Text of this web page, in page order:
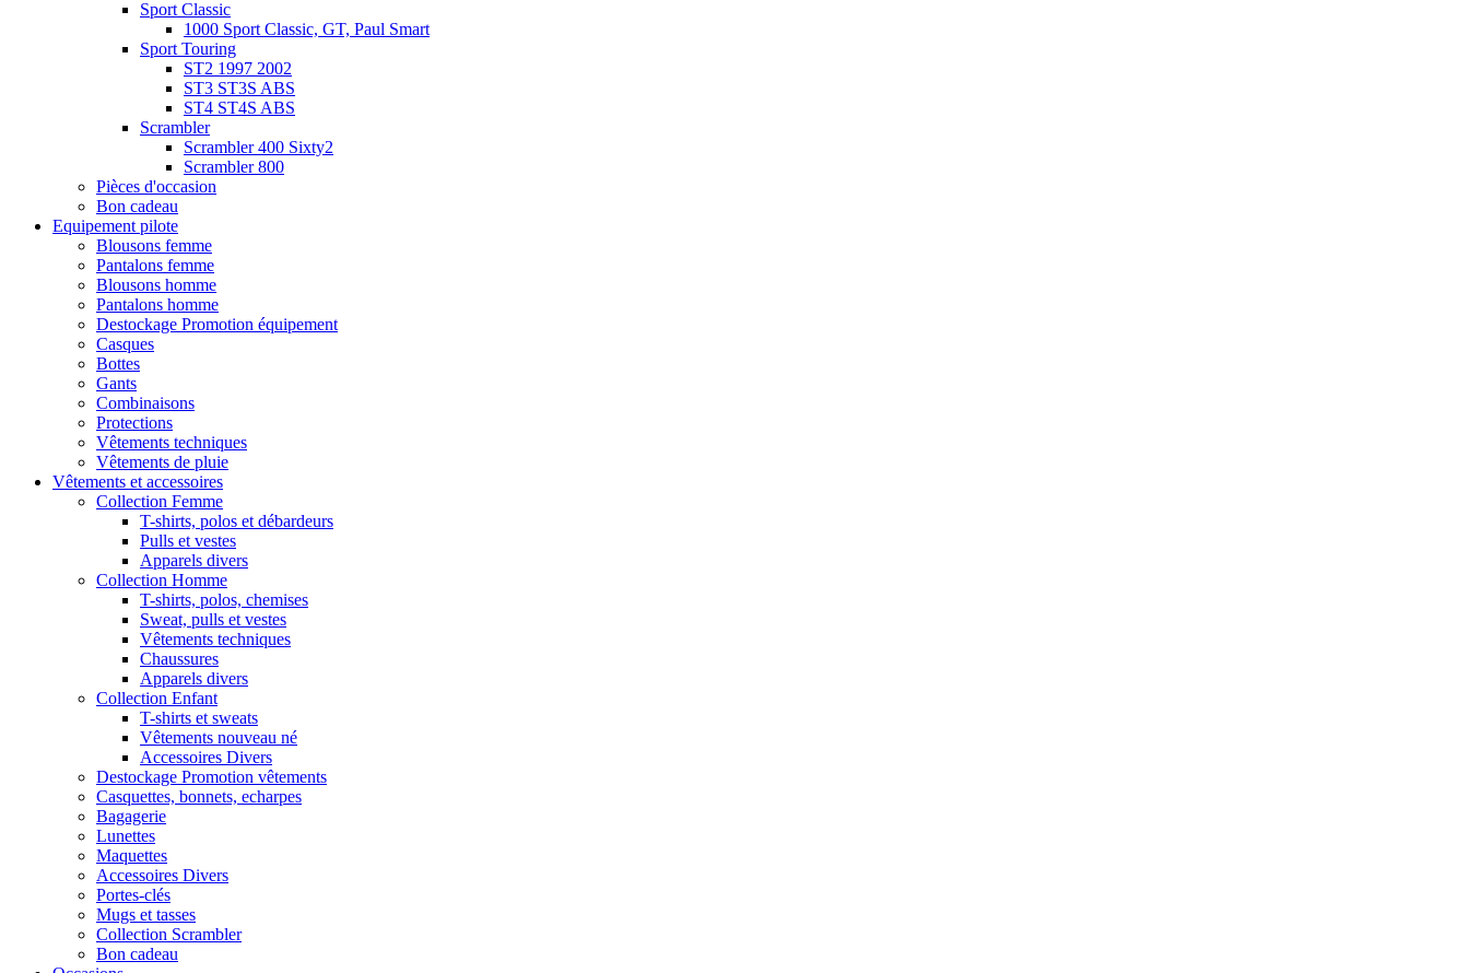
Sport Classic
1000 Sport Classic, GT, Paul Smart
Sport Touring
ST2 1997 2002
ST3 ST3S ABS
ST4 ST4S ABS
Scrambler
Scrambler 400 Sixty2
Scrambler 800
Pièces d'occasion
Bon cadeau
Equipement pilote
Blousons femme
Pantalons femme
Blousons homme
Pantalons homme
Destockage Promotion équipement
Casques
Bottes
Gants
Combinaisons
Protections
Vêtements techniques
Vêtements de pluie
Vêtements et accessoires
Collection Femme
T-shirts, polos et débardeurs
Pulls et vestes
Apparels divers
Collection Homme
T-shirts, polos, chemises
Sweat, pulls et vestes
Vêtements techniques
Chaussures
Apparels divers
Collection Enfant
T-shirts et sweats
Vêtements nouveau né
Accessoires Divers
Destockage Promotion vêtements
Casquettes, bonnets, echarpes
Bagagerie
Lunettes
Maquettes
Accessoires Divers
Portes-clés
Mugs et tasses
Collection Scrambler
Bon cadeau